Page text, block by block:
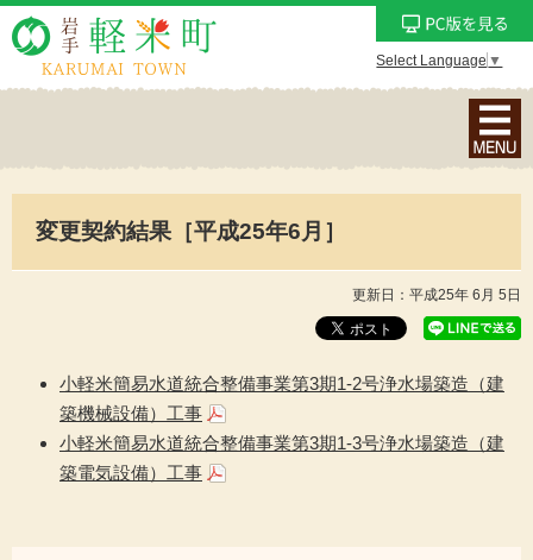
Select Language ▼
ナ
ビ
ン
メ
ュ
を
変更契約結果［平成25年6月］
更新日：平成25年 6月 5日
小軽米簡易水道統合整備事業第3期1-2号浄水場築造（建
築機械設備）工事
小軽米簡易水道統合整備事業第3期1-3号浄水場築造（建
築電気設備）工事